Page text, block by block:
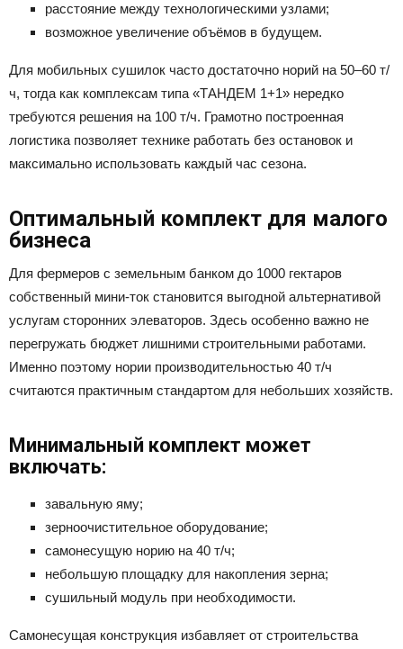
расстояние между технологическими узлами;
возможное увеличение объёмов в будущем.
Для мобильных сушилок часто достаточно норий на 50–60 т/
ч, тогда как комплексам типа «ТАНДЕМ 1+1» нередко
требуются решения на 100 т/ч. Грамотно построенная
логистика позволяет технике работать без остановок и
максимально использовать каждый час сезона.
Оптимальный комплект для малого
бизнеса
Для фермеров с земельным банком до 1000 гектаров
собственный мини-ток становится выгодной альтернативой
услугам сторонних элеваторов. Здесь особенно важно не
перегружать бюджет лишними строительными работами.
Именно поэтому нории производительностью 40 т/ч
считаются практичным стандартом для небольших хозяйств.
Минимальный комплект может
включать:
завальную яму;
зерноочистительное оборудование;
самонесущую норию на 40 т/ч;
небольшую площадку для накопления зерна;
сушильный модуль при необходимости.
Самонесущая конструкция избавляет от строительства